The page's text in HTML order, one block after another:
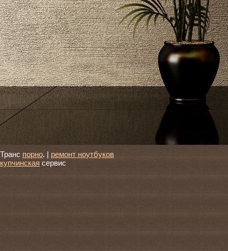
Транс порно. | ремонт ноутбуков
купчинская сервис